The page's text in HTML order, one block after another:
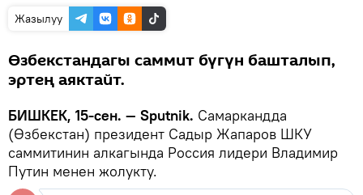
Жазылуу
Өзбекстандагы саммит бүгүн башталып,
эртең аяктайт.
БИШКЕК, 15-сен. — Sputnik. Самаркандда
(Өзбекстан) президент Садыр Жапаров ШКУ
саммитинин алкагында Россия лидери Владимир
Путин менен жолукту.